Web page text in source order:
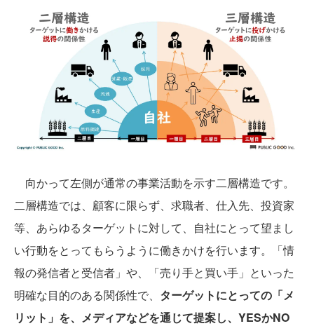
向かって左側が通常の事業活動を示す二層構造です。
二層構造では、顧客に限らず、求職者、仕入先、投資家
等、あらゆるターゲットに対して、自社にとって望まし
い行動をとってもらうように働きかけを行います。「情
報の発信者と受信者」や、「売り手と買い手」といった
明確な目的のある関係性で、 ターゲットにとっての「メ
リット」を、メディアなどを通じて提案し、YESかNO